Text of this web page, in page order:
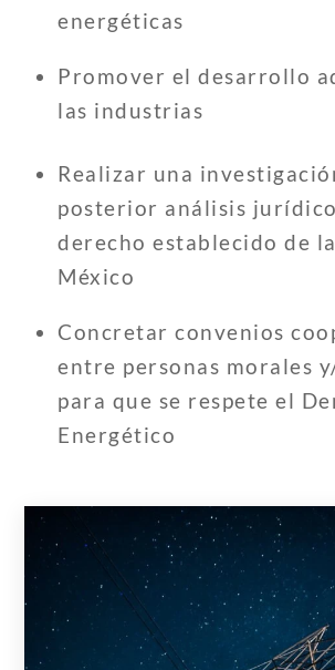
energéticas
Promover el desarrollo
las industrias
Realizar una
posterior análisis
derecho establecido de
México
Concretar convenios
entre personas morales
para que se respete el
Energético